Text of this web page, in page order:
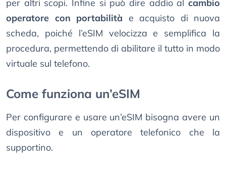
per altri scopi. Infine si può dire addio al cambio
operatore con portabilità e acquisto di nuova
scheda, poiché l’eSIM velocizza e semplifica la
procedura, permettendo di abilitare il tutto in modo
virtuale sul telefono.
Come funziona un’eSIM
Per configurare e usare un’eSIM bisogna avere un
dispositivo e un operatore telefonico che la
supportino.